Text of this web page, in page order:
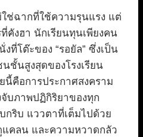
ช่ฉากที่ใช้ความรุนแรง แต่
คังฮา นักเรียนทุนเพียงคน
ที่โต๊ะของ “รอยัล” ซึ่งเป็น
ชั้นสูงสุดของโรงเรียน
นี้คือการประกาศสงคราม
จับภาพปฏิกิริยาของทุก
กริบ แววตาที่เต็มไปด้วย
คลน และความหวาดกลัว